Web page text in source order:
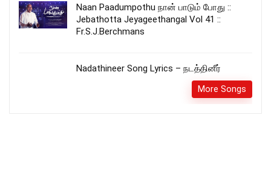
Naan Paadumpothu நான் பாடும் போது ::
Jebathotta Jeyageethangal Vol 41 ::
Fr.S.J.Berchmans
Nadathineer Song Lyrics – நடத்தினீர்
More Songs